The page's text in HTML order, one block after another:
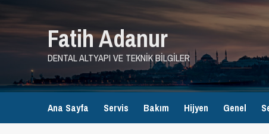
Skip
to
content
Fatih Adanur
DENTAL ALTYAPI VE TEKNIK BILGILER
Ana Sayfa Servis Bakım Hijyen Genel